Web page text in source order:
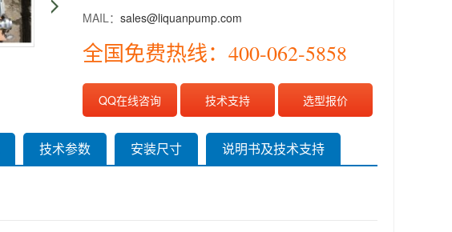
MAIL： sales@liquanpump.com
全国免费热线：400-062-5858
QQ在线咨询 技术支持 选型报价
技术参数 安装尺寸 说明书及技术支持